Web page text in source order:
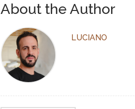
About the Author
LUCIANO